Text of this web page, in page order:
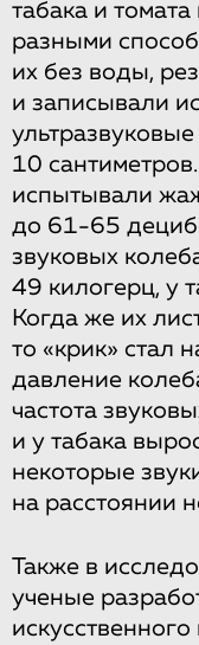
табака и томата
разными
их без воды,
и записывали
10
испытывали
до 61-65
звуковых
49 килогерц, у
Когда же их
то «крик» стал
давление
частота
и у табака
некоторые
на расстоянии
Также в
ученые